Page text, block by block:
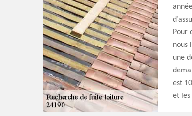
Pour
nous
une
est
et les